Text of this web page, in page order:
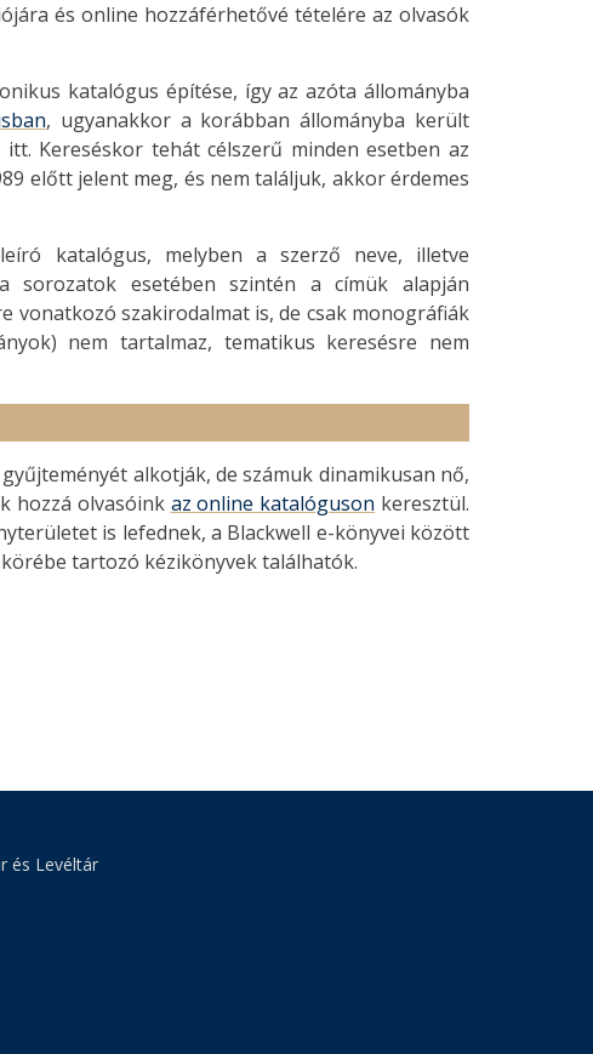
és online hozzáférhetővé tételére az olvasók
katalógus építése, így az azóta állományba
, ugyanakkor a korábban állományba került
Kereséskor tehát célszerű minden esetben az
előtt jelent meg, és nem találjuk, akkor érdemes
katalógus, melyben a szerző neve, illetve
esetében szintén a címük alapján
vonatkozó szakirodalmat is, de csak monográfiák
nem tartalmaz, tematikus keresésre nem
alkotják, de számuk dinamikusan nő,
hozzá olvasóink az online katalóguson keresztül.
is lefednek, a Blackwell e-könyvei között
tartozó kézikönyvek találhatók.
és Levéltár